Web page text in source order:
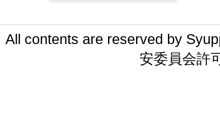
All contents are reserved by
安委員会許